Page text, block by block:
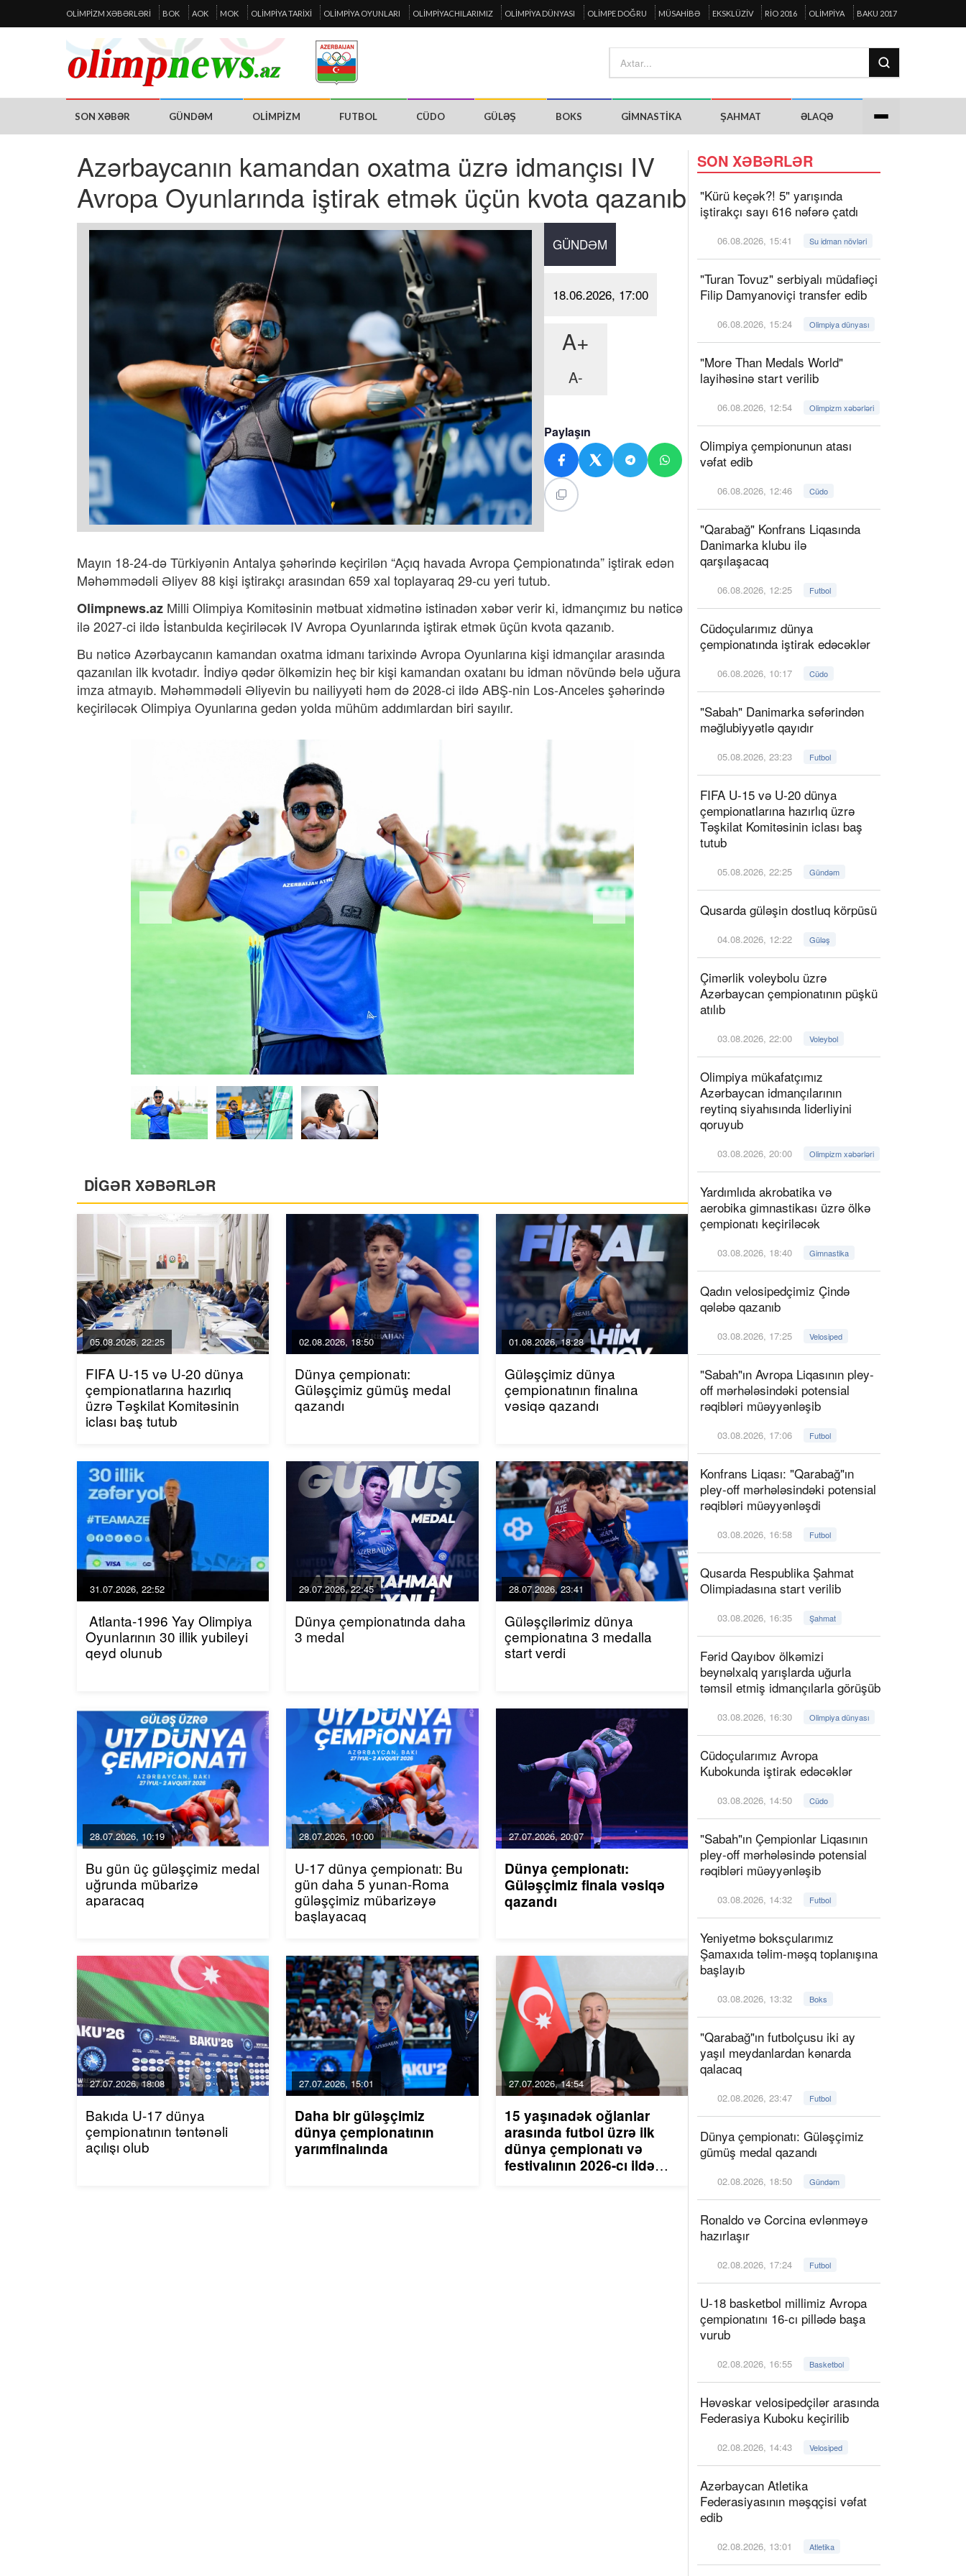
OLIMPIZM XƏBƏRLƏRI BOK AOK MOK OLIMPIYA TARIXI OLIMPIYA OYUNLARI OLIMPIYACHILARIMIZ OLIMPIYA DÜNYASI OLIMPE DOĞRU MÜSAHIBƏ EKSKLÜZIV RIO 2016 OLIMPIYA BAKU 2017
SON XƏBƏR GÜNDƏM OLIMPIZM FUTBOL CÜDO GÜLƏŞ BOKS GIMNASTIKA ŞAHMAT ƏLAQƏ
Azərbaycanın kamandan oxatma üzrə idmançısı IV
Avropa Oyunlarında iştirak etmək üçün kvota qazanıb
GÜNDƏM
18.06.2026, 17:00
A+
A-
Paylaşın
Mayın 18-24-də Türkiyənin Antalya şəhərində keçirilən “Açıq havada Avropa Çempionatında” iştirak edən
Məhəmmədəli Əliyev 88 kişi iştirakçı arasından 659 xal toplayaraq 29-cu yeri tutub.
Olimpnews.az Milli Olimpiya Komitəsinin mətbuat xidmətinə istinadən xəbər verir ki, idmançımız bu nəticə
ilə 2027-ci ildə İstanbulda keçiriləcək IV Avropa Oyunlarında iştirak etmək üçün kvota qazanıb.
Bu nəticə Azərbaycanın kamandan oxatma idmanı tarixində Avropa Oyunlarına kişi idmançılar arasında
qazanılan ilk kvotadır. İndiyə qədər ölkəmizin heç bir kişi kamandan oxatanı bu idman növündə belə uğura
imza atmayıb. Məhəmmədəli Əliyevin bu nailiyyəti həm də 2028-ci ildə ABŞ-nin Los-Anceles şəhərində
keçiriləcək Olimpiya Oyunlarına gedən yolda mühüm addımlardan biri sayılır.
DİGƏR XƏBƏRLƏR
05.08.2026, 22:25
FIFA U-15 və U-20 dünya
çempionatlarına hazırlıq
üzrə Təşkilat Komitəsinin
iclası baş tutub
02.08.2026, 18:50
Dünya çempionatı:
Güləşçimiz gümüş medal
qazandı
01.08.2026, 18:28
Güləşçimiz dünya
çempionatının finalına
vəsiqə qazandı
31.07.2026, 22:52
Atlanta-1996 Yay Olimpiya
Oyunlarının 30 illik yubileyi
qeyd olunub
29.07.2026, 22:45
Dünya çempionatında daha
3 medal
28.07.2026, 23:41
Güləşçilərimiz dünya
çempionatına 3 medalla
start verdi
28.07.2026, 10:19
Bu gün üç güləşçimiz medal
uğrunda mübarizə
aparacaq
28.07.2026, 10:00
U-17 dünya çempionatı: Bu
gün daha 5 yunan-Roma
güləşçimiz mübarizəyə
başlayacaq
27.07.2026, 20:07
Dünya çempionatı:
Güləşçimiz finala vəsiqə
qazandı
27.07.2026, 18:08
Bakıda U-17 dünya
çempionatının təntənəli
açılışı olub
27.07.2026, 15:01
Daha bir güləşçimiz
dünya çempionatının
yarımfinalında
27.07.2026, 14:54
15 yaşınadək oğlanlar
arasında futbol üzrə ilk
dünya çempionatı və
festivalının 2026-cı ildə
SON XƏBƏRLƏR
"Kürü keçək?! 5" yarışında
iştirakçı sayı 616 nəfərə çatdı
06.08.2026, 15:41 Su idman növləri
"Turan Tovuz" serbiyalı müdafiəçi
Filip Damyanoviçi transfer edib
06.08.2026, 15:24 Olimpiya dünyası
"More Than Medals World"
layihəsinə start verilib
06.08.2026, 12:54 Olimpizm xəbərləri
Olimpiya çempionunun atası
vəfat edib
06.08.2026, 12:46 Cüdo
"Qarabağ" Konfrans Liqasında
Danimarka klubu ilə
qarşılaşacaq
06.08.2026, 12:25 Futbol
Cüdoçularımız dünya
çempionatında iştirak edəcəklər
06.08.2026, 10:17 Cüdo
"Sabah" Danimarka səfərindən
məğlubiyyətlə qayıdır
05.08.2026, 23:23 Futbol
FIFA U-15 və U-20 dünya
çempionatlarına hazırlıq üzrə
Təşkilat Komitəsinin iclası baş
tutub
05.08.2026, 22:25 Gündəm
Qusarda güləşin dostluq körpüsü
04.08.2026, 12:22 Güləş
Çimərlik voleybolu üzrə
Azərbaycan çempionatının püşkü
atılıb
03.08.2026, 22:00 Voleybol
Olimpiya mükafatçımız
Azərbaycan idmançılarının
reytinq siyahısında liderliyini
qoruyub
03.08.2026, 20:00 Olimpizm xəbərləri
Yardımlıda akrobatika və
aerobika gimnastikası üzrə ölkə
çempionatı keçiriləcək
03.08.2026, 18:40 Gimnastika
Qadın velosipedçimiz Çində
qələbə qazanıb
03.08.2026, 17:25 Velosiped
"Sabah"ın Avropa Liqasının pley-
off mərhələsindəki potensial
rəqibləri müəyyənləşib
03.08.2026, 17:06 Futbol
Konfrans Liqası: "Qarabağ"ın
pley-off mərhələsindəki potensial
rəqibləri müəyyənləşdi
03.08.2026, 16:58 Futbol
Qusarda Respublika Şahmat
Olimpiadasına start verilib
03.08.2026, 16:35 Şahmat
Fərid Qayıbov ölkəmizi
beynəlxalq yarışlarda uğurla
təmsil etmiş idmançılarla görüşüb
03.08.2026, 16:30 Olimpiya dünyası
Cüdoçularımız Avropa
Kubokunda iştirak edəcəklər
03.08.2026, 14:50 Cüdo
"Sabah"ın Çempionlar Liqasının
pley-off mərhələsində potensial
rəqibləri müəyyənləşib
03.08.2026, 14:32 Futbol
Yeniyetmə boksçularımız
Şamaxıda təlim-məşq toplanışına
başlayıb
03.08.2026, 13:32 Boks
"Qarabağ"ın futbolçusu iki ay
yaşıl meydanlardan kənarda
qalacaq
02.08.2026, 23:47 Futbol
Dünya çempionatı: Güləşçimiz
gümüş medal qazandı
02.08.2026, 18:50 Gündəm
Ronaldo və Corcina evlənməyə
hazırlaşır
02.08.2026, 17:24 Futbol
U-18 basketbol millimiz Avropa
çempionatını 16-cı pillədə başa
vurub
02.08.2026, 16:55 Basketbol
Həvəskar velosipedçilər arasında
Federasiya Kuboku keçirilib
02.08.2026, 14:43 Velosiped
Azərbaycan Atletika
Federasiyasının məşqçisi vəfat
edib
02.08.2026, 13:01 Atletika